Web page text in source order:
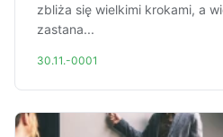
zbliża się wielkimi krokami, a
zastana...
30.11.-0001